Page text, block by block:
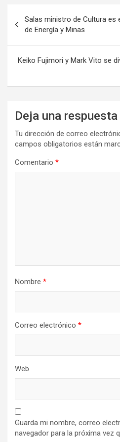
de
entradas
Salas ministro de Cultura
de Energía y Minas
Keiko Fujimori y Mark Vito se
Deja una respuesta
Tu dirección de correo
campos obligatorios están
Comentario *
Nombre *
Correo electrónico *
Web
Guarda mi nombre, correo
navegador para la próxima vez